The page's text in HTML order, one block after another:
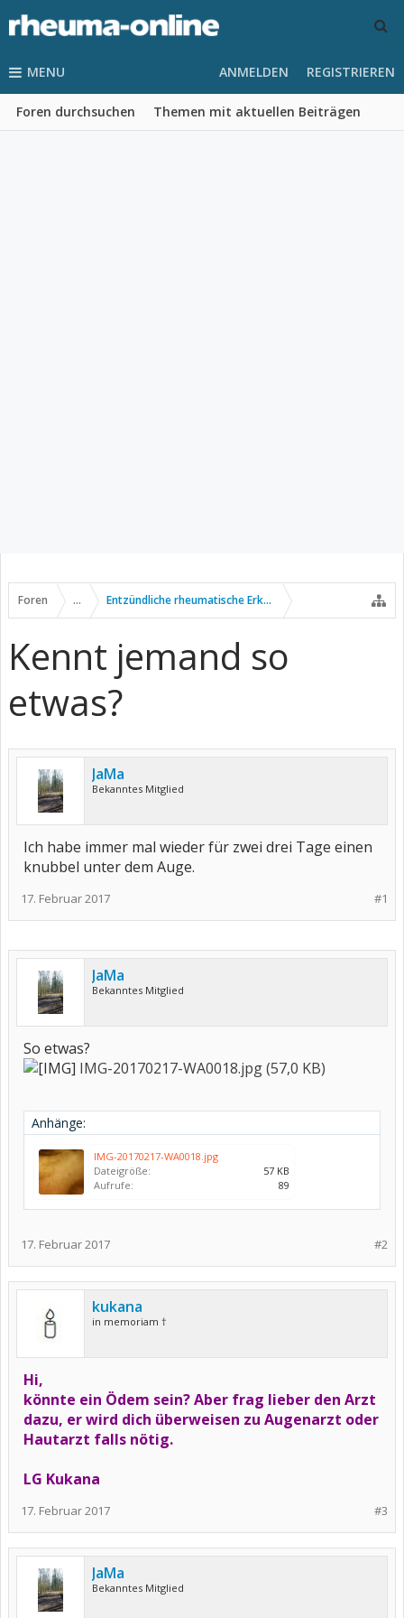
MENU
Foren durchsuchen Themen mit aktuellen Beiträgen
ANMELDEN REGISTRIEREN
Foren ... Entzündliche rheumatische Erkrankungen
Kennt jemand so
etwas?
JaMa
Bekanntes Mitglied
Ich habe immer mal wieder für zwei drei Tage einen
knubbel unter dem Auge.
#1
17. Februar 2017
JaMa
Bekanntes Mitglied
So etwas?
IMG-20170217-WA0018.jpg (57,0 KB)
Anhänge:
IMG-20170217-WA0018.jpg
Dateigröße:
57 KB
Aufrufe:
89
#2
17. Februar 2017
kukana
in memoriam †
Hi,
könnte ein Ödem sein? Aber frag lieber den Arzt
dazu, er wird dich überweisen zu Augenarzt oder
Hautarzt falls nötig.
LG Kukana
#3
17. Februar 2017
JaMa
Bekanntes Mitglied